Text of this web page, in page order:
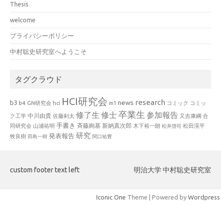
Thesis
welcome
プライバシーポリシー
中村聡史研究室へようこそ
タグクラウド
b3 b4 GN研究会 hci HCI研究会 m1 news research コミック コミッ
ク工学 中川由貴 佐藤剣太 修了生 修士卒業生 参加報告 又吉康綱 合
同研究会 山浦祐明 手書き 斉藤絢基 新納真次郎 木下裕一朗 松井啓司 松田滉平
牧良樹 田島一樹 発表報告 研究 関口祐豊
custom footer text left 明治大学 中村聡史研究室
Iconic One Theme | Powered by Wordpress